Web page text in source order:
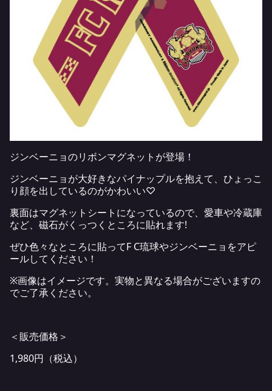
ジンベーニョのリボンマグネットが登場！
ジンベーニョが大好きなパイナップルを抱えて、ひょっこ
り顔を出しているのがかわいい♡
裏面はマグネットシートになっているので、愛車や冷蔵庫
など、磁石がくっつくところに貼れます!
ぜひ色々なところに貼ってF C琉球やジンベーニョをアピ
ールしてください！
※画像はイメージです。実物と異なる場合がございますの
でご了承ください。
＜販売価格＞
1,980円（税込）